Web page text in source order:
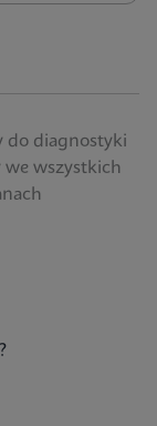
do diagnostyki
wszystkich